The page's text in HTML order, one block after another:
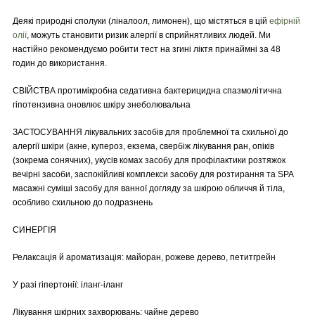
Деякі природні сполуки (ліналоол, лимонен), що містяться в цій ефірній
олії, можуть становити ризик алергії в сприйнятливих людей. Ми
настійно рекомендуємо робити тест на згині ліктя принаймні за 48
годин до використання.
СВІЙСТВА протимікробна седативна бактерицидна спазмолітична
гіпотензивна оновлює шкіру знеболювальна
ЗАСТОСУВАННЯ лікувальних засобів для проблемної та схильної до
алергії шкіри (акне, купероз, екзема, свербіж лікування ран, опіків
(зокрема сонячних), укусів комах засобу для профілактики розтяжок
вечірні засоби, заспокійливі комплекси засобу для розтирання та SPA
масажні суміші засобу для ванної догляду за шкірою обличчя й тіла,
особливо схильною до подразнень
СИНЕРГІЯ
Релаксація й ароматизація: майоран, рожеве дерево, петитгрейн
У разі гіпертонії: іланг-іланг
Лікування шкірних захворювань: чайне дерево